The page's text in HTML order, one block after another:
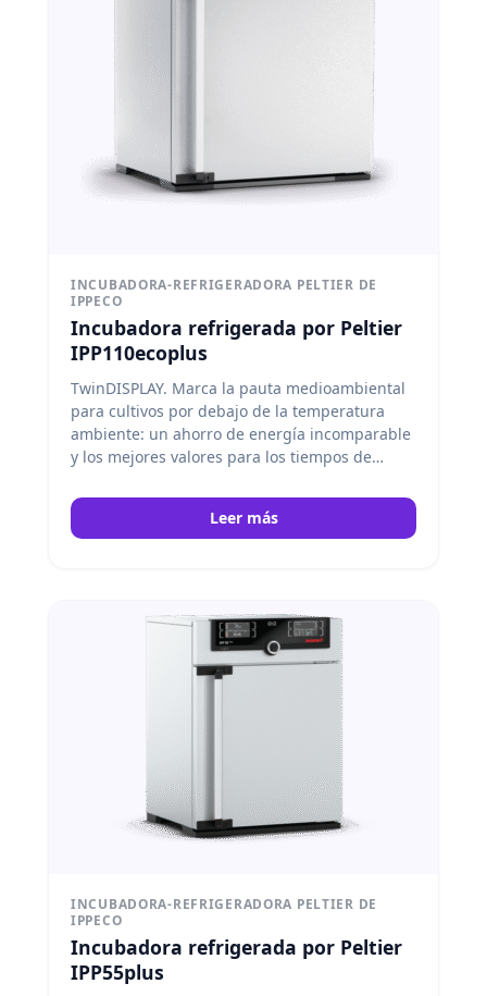
INCUBADORA-REFRIGERADORA PELTIER DE
IPPECO
Incubadora refrigerada por Peltier
IPP110ecoplus
TwinDISPLAY. Marca la pauta medioambiental
para cultivos por debajo de la temperatura
ambiente: un ahorro de energía incomparable
y los mejores valores para los tiempos de
Memmert
Leer más
INCUBADORA-REFRIGERADORA PELTIER DE
IPPECO
Incubadora refrigerada por Peltier
IPP55plus